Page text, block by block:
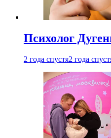
Психолог
2 года спустя2 года